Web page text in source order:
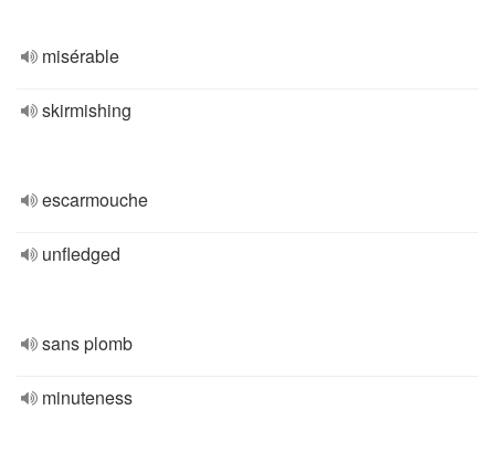
misérable
skirmishing
escarmouche
unfledged
sans plomb
minuteness